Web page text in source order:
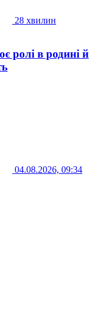
28 хвилин
ролі в родині й
04.08.2026, 09:34